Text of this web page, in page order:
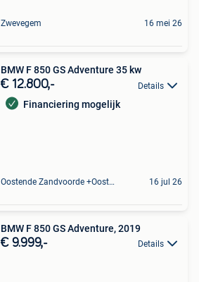
Zwevegem 16 mei 26
BMW F 850 GS Adventure 35 kw
€ 12.800,- Details
Financiering mogelijk
Oostende Zandvoorde +Oostende 16 jul 26
BMW F 850 GS Adventure, 2019
€ 9.999,- Details